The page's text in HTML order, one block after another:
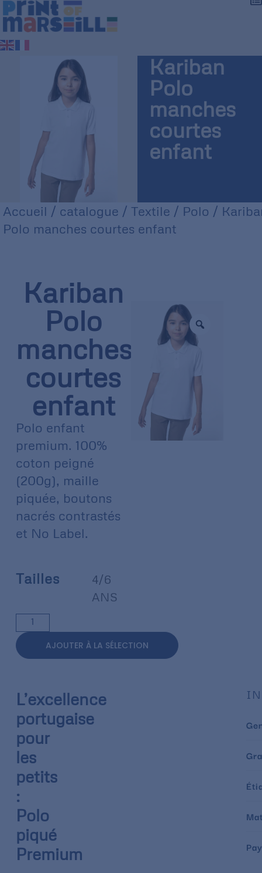
Kariban
Polo
manches
courtes
enfant
Accueil / catalogue / Textile / Polo /
Polo manches courtes enfant
Kariban
Polo
manches
courtes
enfant
Polo enfant
premium. 100%
coton peigné
(200g), maille
piquée, boutons
nacrés contrastés
et No Label.
Tailles
4/6
ANS
AJOUTER À LA SÉLECTION
L’excellence
portugaise
pour
les
petits
:
Polo
piqué
Premium